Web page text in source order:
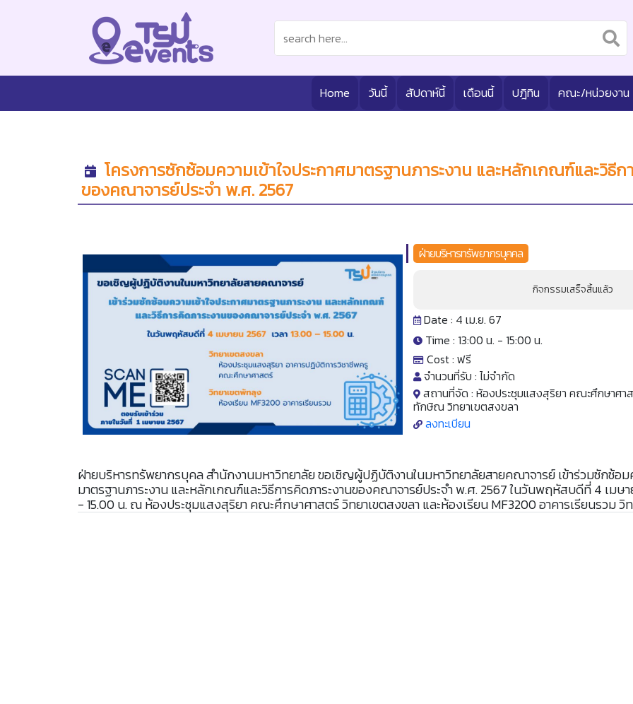
Home วันนี้ สัปดาห์นี้ เดือนนี้ ปฎิทิน คณะ/หน่วยงาน
โครงการซักซ้อมความเข้าใจประกาศมาตรฐานภาระงาน และหลักเกณฑ์และวิธีก
ของคณาจารย์ประจำ พ.ศ. 2567
ฝ่ายบริหารทรัพยากรบุคคล
กิจกรรมเสร็จสิ้นแล้ว
Date : 4 เม.ย. 67
Time : 13:00 น. - 15:00 น.
Cost : ฟรี
จำนวนที่รับ : ไม่จำกัด
สถานที่จัด : ห้องประชุมแสงสุริยา คณะศึกษาศา
ทักษิณ วิทยาเขตสงขลา
ลงทะเบียน
ฝ่ายบริหารทรัพยากรบุคล สำนักงานมหาวิทยาลัย ขอเชิญผู้ปฏิบัติงานในมหาวิทยาลัยสายคณาจารย์ เข้าร่วมซักซ้อมค
มาตรฐานภาระงาน และหลักเกณฑ์และวิธีการคิดภาระงานของคณาจารย์ประจำ พ.ศ. 2567 ในวันพฤหัสบดีที่ 4 เมษา
- 15.00 น. ณ ห้องประชุมแสงสุริยา คณะศึกษาศาสตร์ วิทยาเขตสงขลา และห้องเรียน MF3200 อาคารเรียนรวม วิ